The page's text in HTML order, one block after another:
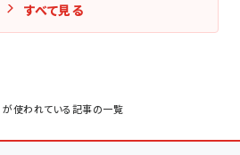
が使われている記事の一覧
すべて見る